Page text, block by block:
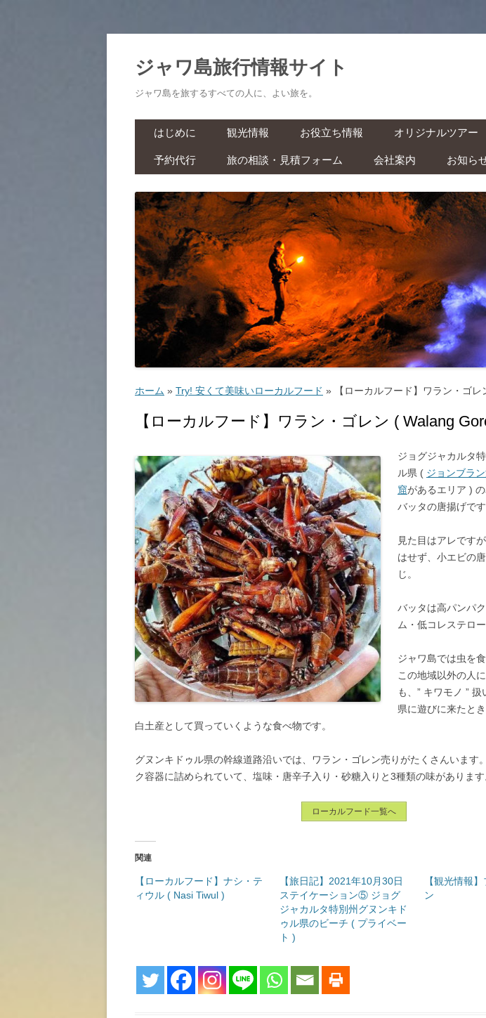
ジャワ島旅行情報サイト
ジャワ島を旅するすべての人に、よい旅を。
ン
ツ
へ
キ
ッ
プ
はじめに 観光情報 お役立ち情報
基本情報
旅の準備 ‐ ビザ・気候・時差 ‐
安全な旅のために ‐ 治安・衛
生 ‐
快適な旅のために ‐ トイレ・
お風呂・虫対策 ‐
マナーとタブー ‐ 服装・たば
こ・お酒 ‐
環境
お金のこと ‐ 通貨・両替・チ
ップ ‐
社会のこと ‐ 言語・物価・宗
教 ‐
お土産
オリジナルツアー
予約代行
ラーマーヤナ舞踊ショー・ワ
ヤンクリ・イベント・マラソ
ン
スパ・マッサージ
ゴルフ
旅の相談・見積フォーム 会社案内 お知ら
ト カレ
学生の
子ども
ホーム » Try! 安くて美味いローカルフード » 【ローカルフード】ワラン・ゴ
【ローカルフード】ワラン・ゴレン ( Walang
ジョグジャカルタ
ル県 ( ジョンブラ
窟があるエリア ) の
バッタの唐揚げです
見た目はアレです
はせず、小エビの
じ。
バッタは高パンパ
ム・低コレステロ
ジャワ島では虫を
この地域以外の人
も、” キワモノ ”
県に遊びに来たと
白土産として買っていくような食べ物です。
グヌンキドゥル県の幹線道路沿いでは、ワラン・ゴレン売りがたくさんいます
ク容器に詰められていて、塩味・唐辛子入り・砂糖入りと3種類の味があります
ローカルフード一覧へ
関連
【ローカルフード】ナシ・テ
ィウル ( Nasi Tiwul )
【旅日記】2021年10月30日
ステイケーション⑤ ジョグ
ジャカルタ特別州グヌンキド
ゥル県のビーチ ( プライベー
ト )
【観光情報
ン